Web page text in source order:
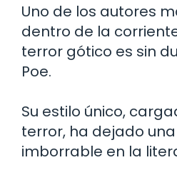
Uno de los autores
dentro de la
terror gótico es sin
Poe.
Su estilo único,
terror, ha dejado
imborrable en la